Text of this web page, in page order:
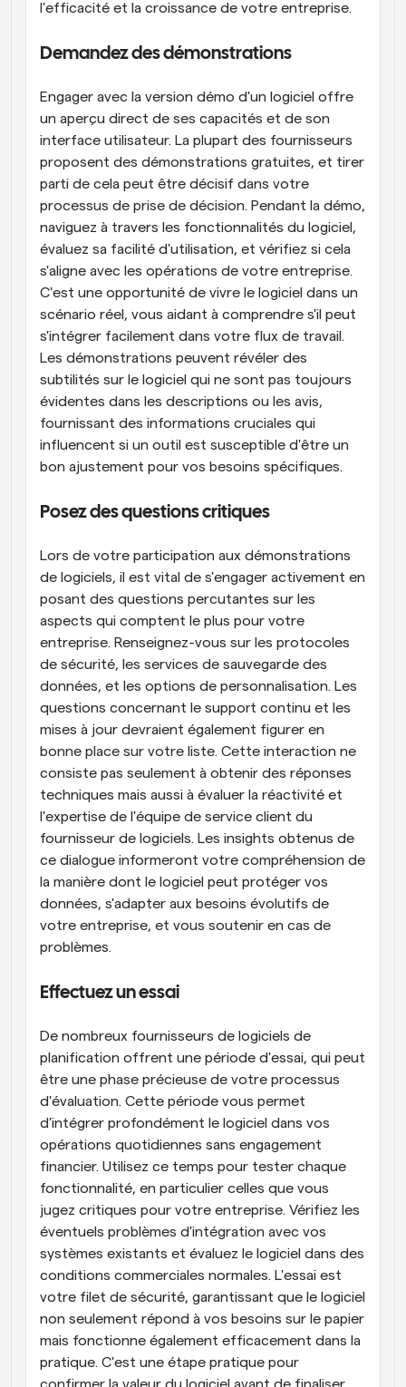
l'efficacité et la croissance de votre entreprise.
Demandez des démonstrations
Engager avec la version démo d'un logiciel offre
un aperçu direct de ses capacités et de son
interface utilisateur. La plupart des fournisseurs
proposent des démonstrations gratuites, et tirer
parti de cela peut être décisif dans votre
processus de prise de décision. Pendant la démo,
naviguez à travers les fonctionnalités du logiciel,
évaluez sa facilité d'utilisation, et vérifiez si cela
s'aligne avec les opérations de votre entreprise.
C'est une opportunité de vivre le logiciel dans un
scénario réel, vous aidant à comprendre s'il peut
s'intégrer facilement dans votre flux de travail.
Les démonstrations peuvent révéler des
subtilités sur le logiciel qui ne sont pas toujours
évidentes dans les descriptions ou les avis,
fournissant des informations cruciales qui
influencent si un outil est susceptible d'être un
bon ajustement pour vos besoins spécifiques.
Posez des questions critiques
Lors de votre participation aux démonstrations
de logiciels, il est vital de s'engager activement en
posant des questions percutantes sur les
aspects qui comptent le plus pour votre
entreprise. Renseignez-vous sur les protocoles
de sécurité, les services de sauvegarde des
données, et les options de personnalisation. Les
questions concernant le support continu et les
mises à jour devraient également figurer en
bonne place sur votre liste. Cette interaction ne
consiste pas seulement à obtenir des réponses
techniques mais aussi à évaluer la réactivité et
l'expertise de l'équipe de service client du
fournisseur de logiciels. Les insights obtenus de
ce dialogue informeront votre compréhension de
la manière dont le logiciel peut protéger vos
données, s'adapter aux besoins évolutifs de
votre entreprise, et vous soutenir en cas de
problèmes.
Effectuez un essai
De nombreux fournisseurs de logiciels de
planification offrent une période d'essai, qui peut
être une phase précieuse de votre processus
d'évaluation. Cette période vous permet
d'intégrer profondément le logiciel dans vos
opérations quotidiennes sans engagement
financier. Utilisez ce temps pour tester chaque
fonctionnalité, en particulier celles que vous
jugez critiques pour votre entreprise. Vérifiez les
éventuels problèmes d'intégration avec vos
systèmes existants et évaluez le logiciel dans des
conditions commerciales normales. L'essai est
votre filet de sécurité, garantissant que le logiciel
non seulement répond à vos besoins sur le papier
mais fonctionne également efficacement dans la
pratique. C'est une étape pratique pour